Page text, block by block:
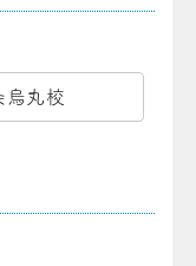
烏丸校